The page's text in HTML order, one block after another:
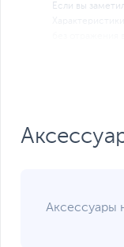
Аудио 3.5 мм
Этот USB-
общественных
Если вы
Аксессуары